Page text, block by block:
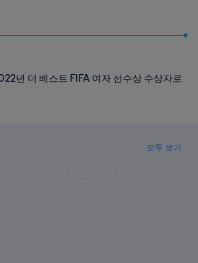
년 더 베스트 FIFA 여자 선수상 수상자로
모두 보기